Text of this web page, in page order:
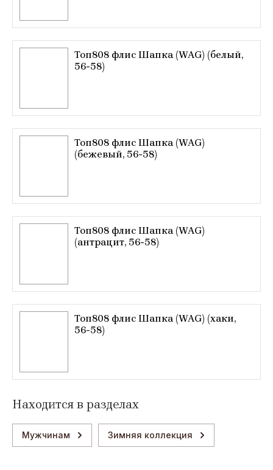
Топ808 флис Шапка (WAG) (белый,
56-58)
Топ808 флис Шапка (WAG)
(бежевый, 56-58)
Топ808 флис Шапка (WAG)
(антрацит, 56-58)
Топ808 флис Шапка (WAG) (хаки,
56-58)
Находится в разделах
Мужчинам Зимняя коллекция